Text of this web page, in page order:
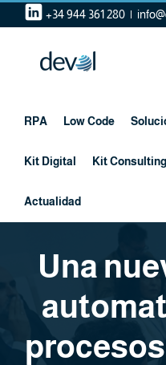
Saltar
contenido
+34 944 361 280 |
RPA Low Code
Kit Digital Kit Consulting
Actualidad
Una